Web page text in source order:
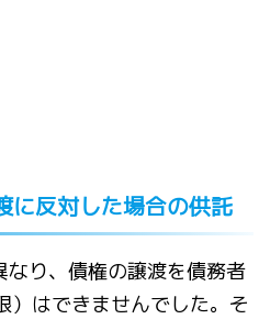
に反対した場合の供託
り、債権の譲渡を債務者
）はできませんでした。そ